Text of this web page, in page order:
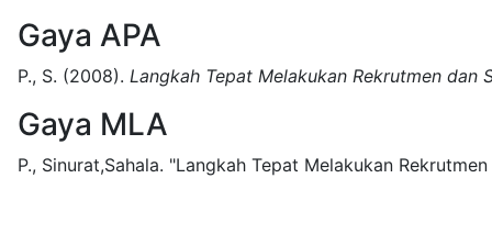
Gaya APA
P., S. (2008). Langkah Tepat Melakukan Rekrutmen dan
Gaya MLA
P., Sinurat,Sahala. "Langkah Tepat Melakukan